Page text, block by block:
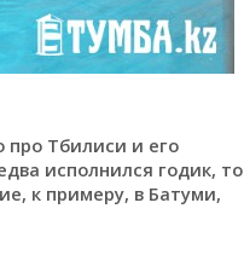
про Тбилиси и его
исполнился годик, то
к примеру, в Батуми,